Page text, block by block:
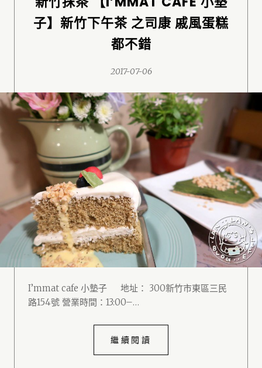
子】新竹下午茶 之司康 戚風蛋糕
都不錯
2017-07-06
I’mmat cafe 小墊子 地址： 300新竹市東區三民
路154號 營業時間：13:00–…
繼續閱讀